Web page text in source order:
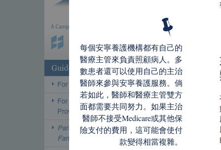
每個安寧養護機構都有自己的
醫療主管來負責照顧病人。多
數患者還可以使用自己的主治
醫師來參與安寧養護服務。倘
若如此，醫師和醫療主管雙方
面都需要共同努力。如果主治
醫師不接受Medicare或其他保
險支付的費用，這可能會使付
款變得相當複雜。